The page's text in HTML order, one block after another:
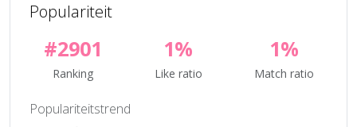
Populariteit
#2901
Ranking
1%
Like ratio
1%
Match ratio
Populariteitstrend